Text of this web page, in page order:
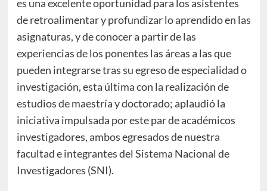
es una excelente oportunidad para los asistentes
de retroalimentar y profundizar lo aprendido en las
asignaturas, y de conocer a partir de las
experiencias de los ponentes las áreas a las que
pueden integrarse tras su egreso de especialidad o
investigación, esta última con la realización de
estudios de maestría y doctorado; aplaudió la
iniciativa impulsada por este par de académicos
investigadores, ambos egresados de nuestra
facultad e integrantes del Sistema Nacional de
Investigadores (SNI).